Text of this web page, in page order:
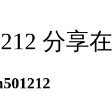
分享在